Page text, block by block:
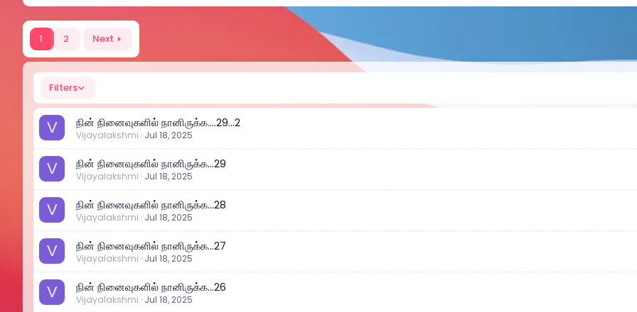
1 2 Next
Filters
V நின் நினைவுகளில் நானிருக்க....29...2
Vijayalakshmi Jul 18, 2025
V நின் நினைவுகளில் நானிருக்க...29
Vijayalakshmi Jul 18, 2025
V நின் நினைவுகளில் நானிருக்க...28
Vijayalakshmi Jul 18, 2025
V நின் நினைவுகளில் நானிருக்க...27
Vijayalakshmi Jul 18, 2025
V நின் நினைவுகளில் நானிருக்க...26
Vijayalakshmi Jul 18, 2025